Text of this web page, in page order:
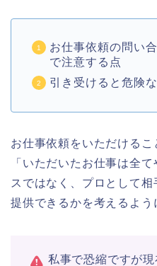
お仕事依頼の問い
で注意する点
引き受けると危険
お仕事依頼をいただけるこ
「いただいたお仕事は全
スではなく、プロとして
提供できるかを考えるよう
私事で恐縮ですが